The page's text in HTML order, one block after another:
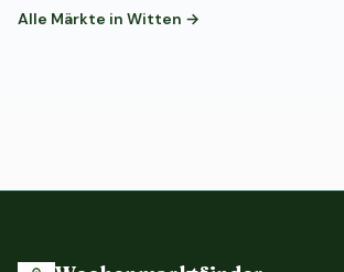
Alle Märkte in Witten →